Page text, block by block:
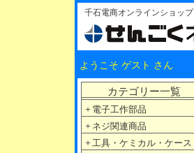
千石電商オンラインショップ
ようこそ ゲスト さん
カテゴリー一覧
＋ 電子工作部品
＋ ネジ関連商品
＋ 工具・ケミカル・ケース